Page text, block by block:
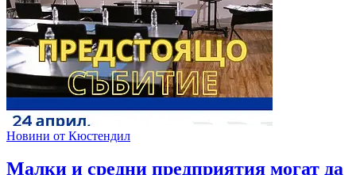
Новини от Кюстендил
Малки и средни предприятия могат да